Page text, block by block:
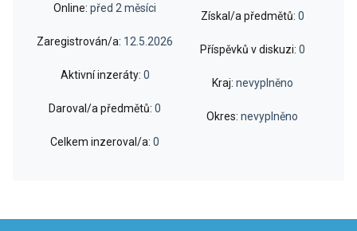
Online: před 2 měsíci
Zaregistrován/a: 12.5.2026
Aktivní inzeráty: 0
Daroval/a předmětů: 0
Celkem inzeroval/a: 0
Získal/a předmětů: 0
Příspěvků v diskuzi: 0
Kraj: nevyplněno
Okres: nevyplněno